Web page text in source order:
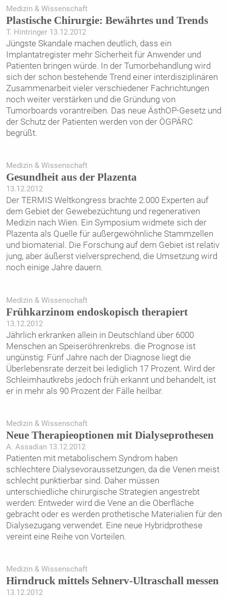
Medizin & Wissenschaft
Plastische Chirurgie: Bewährtes und Trends
T. Hintringer 13.12.2012
Jüngste Skandale machen deutlich, dass ein
Implantatregister mehr Sicherheit für Anwender und
Patienten bringen würde. In der Tumorbehandlung wird
sich der schon bestehende Trend einer interdisziplinären
Zusammenarbeit vieler verschiedener Fachrichtungen
noch weiter verstärken und die Gründung von
Tumorboards vorantreiben. Das neue ÄsthOP-Gesetz und
der Schutz der Patienten werden von der ÖGPÄRC
begrüßt.
Medizin & Wissenschaft
Gesundheit aus der Plazenta
13.12.2012
Der TERMIS Weltkongress brachte 2.000 Experten auf
dem Gebiet der Gewebezüchtung und regenerativen
Medizin nach Wien. Ein Symposium widmete sich der
Plazenta als Quelle für außergewöhnliche Stammzellen
und biomaterial. Die Forschung auf dem Gebiet ist relativ
jung, aber äußerst vielversprechend, die Umsetzung wird
noch einige Jahre dauern.
Medizin & Wissenschaft
Frühkarzinom endoskopisch therapiert
13.12.2012
Jährlich erkranken allein in Deutschland über 6000
Menschen an Speiseröhrenkrebs. die Prognose ist
ungünstig: Fünf Jahre nach der Diagnose liegt die
Überlebensrate derzeit bei lediglich 17 Prozent. Wird der
Schleimhautkrebs jedoch früh erkannt und behandelt, ist
er in mehr als 90 Prozent der Fälle heilbar.
Medizin & Wissenschaft
Neue Therapieoptionen mit Dialyseprothesen
A. Assadian 13.12.2012
Patienten mit metabolischem Syndrom haben
schlechtere Dialysevoraussetzungen, da die Venen meist
schlecht punktierbar sind. Daher müssen
unterschiedliche chirurgische Strategien angestrebt
werden: Entweder wird die Vene an die Oberfläche
gebracht oder es werden prothetische Materialien für den
Dialysezugang verwendet. Eine neue Hybridprothese
vereint eine Reihe von Vorteilen.
Medizin & Wissenschaft
Hirndruck mittels Sehnerv-Ultraschall messen
13.12.2012